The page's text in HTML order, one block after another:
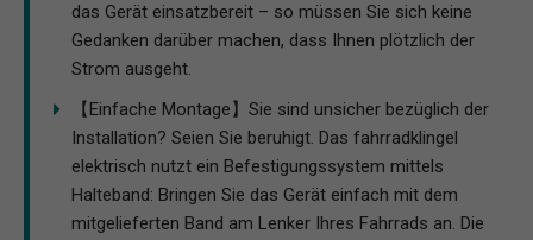
das Gerät einsatzbereit – so müssen Sie sich keine
Gedanken darüber machen, dass Ihnen plötzlich der
Strom ausgeht.
【Einfache Montage】Sie sind unsicher bezüglich der
Installation? Seien Sie beruhigt. Das fahrradklingel
elektrisch nutzt ein Befestigungssystem mittels
Halteband: Bringen Sie das Gerät einfach mit dem
mitgelieferten Band am Lenker Ihres Fahrrads an. Die